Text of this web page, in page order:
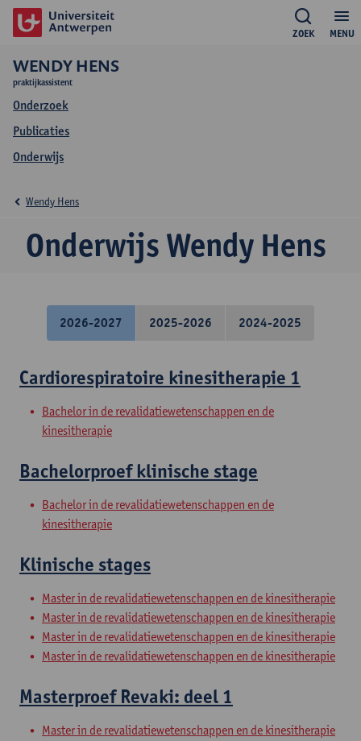
MENU
ZOEK
WENDY HENS
praktijkassistent
Onderzoek
Publicaties
Onderwijs
Onderwijs Wendy Hens
Wendy Hens
2026-2027 2025-2026 2024-2025
Cardiorespiratoire kinesitherapie 1
Bachelor in de revalidatiewetenschappen en de
kinesitherapie
Bachelorproef klinische stage
Bachelor in de revalidatiewetenschappen en de
kinesitherapie
Klinische stages
Master in de revalidatiewetenschappen en de kinesitherapie
Master in de revalidatiewetenschappen en de kinesitherapie
Master in de revalidatiewetenschappen en de kinesitherapie
Master in de revalidatiewetenschappen en de kinesitherapie
Masterproef Revaki: deel 1
Master in de revalidatiewetenschappen en de kinesitherapie